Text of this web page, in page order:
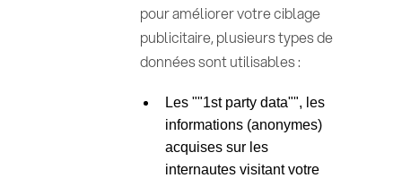
pour améliorer votre ciblage
publicitaire, plusieurs types de
données sont utilisables :
Les ""1st party data"", les
informations (anonymes)
acquises sur les
internautes visitant votre